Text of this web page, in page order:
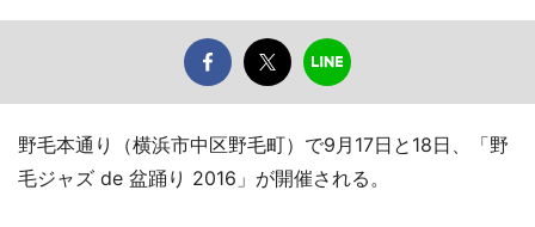
野毛本通り（横浜市中区野毛町）で9月17日と18日、「野
毛ジャズ de 盆踊り 2016」が開催される。